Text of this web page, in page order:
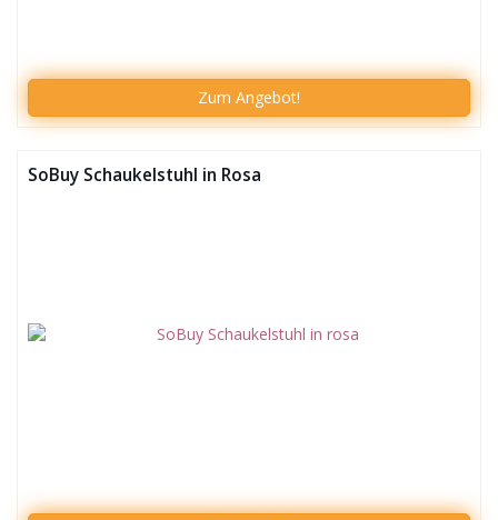
Zum Angebot!
SoBuy Schaukelstuhl in Rosa